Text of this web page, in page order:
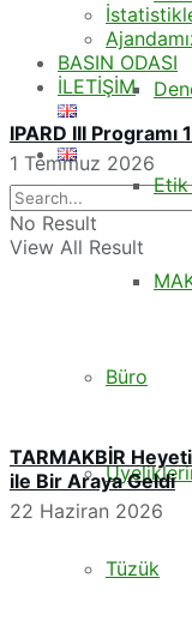
BASIN ODASI
İLETİŞİM
No Result
View All Result
Etik
Büro
Tüzük
IPARD III Programı
1 Temmuz 2026
TARMAKBİR
ile Bir Araya Geldi
22 Haziran 2026